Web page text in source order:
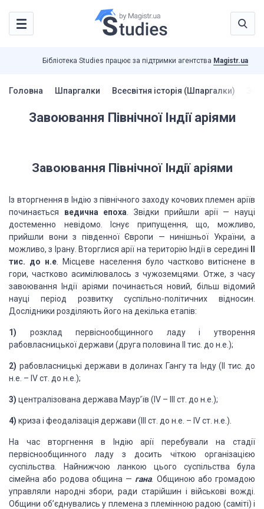
Бібліотека Studies працює за підтримки агентства Magistr.ua
Головна Шпаргалки Всесвітня історія (Шпаргалки)
Завоювання Північної Індії аріями
Завоювання Північної Індії аріями
Із вторгнення в Індію з північного заходу кочових племен аріїв
починається ведична епоха . Звідки прийшли арії — науці
достеменно невідомо. Існує припущення, що, можливо,
прийшли вони з південної Європи — нинішньої України, а
можливо, з Ірану. Вторглися арії на територію Індії в середині
тис. до н.е . Місцеве населення було частково витіснене в
гори, частково асимілювалось з чужоземцями. Отже, з часу
завоювання Індії аріями починається новий, більш відомий
науці період розвитку суспільно-політичних відносин.
Дослідники розділяють його на декілька етапів:
1) розклад первіснообщинного ладу і утворення
рабовласницької держави (друга половина II тис. до н.е.);
2) рабовласницькі держави в долинах Гангу та Інду (II тис. до
н.е. – ІV ст. до н.е.);
3) централізована держава Маур’їв (IV – III ст. до н.е.);
4) криза і феодалізація держави (III ст. до н.е. – ІV ст. н.е.).
На час вторгнення в Індію арії перебували на стадії
первіснообщинного ладу з досить чіткою організацією
суспільства. Найнижчою ланкою цього суспільства була
сімейна або родова община — гана. Общиною або громадою
управляли народні збори, ради старійшин і військові вожді.
Общини об’єднувались у племена з племінною радою (саміті) і